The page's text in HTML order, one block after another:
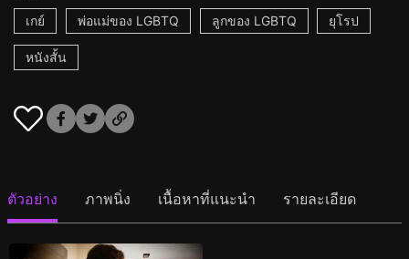
เกย์
พ่อแม่ของ LGBTQ ลูกของ LGBTQ ยุโรป
หนังสั้น
ตัวอย่าง ภาพนิ่ง เนื้อหาที่แนะนำ รายละเอียด